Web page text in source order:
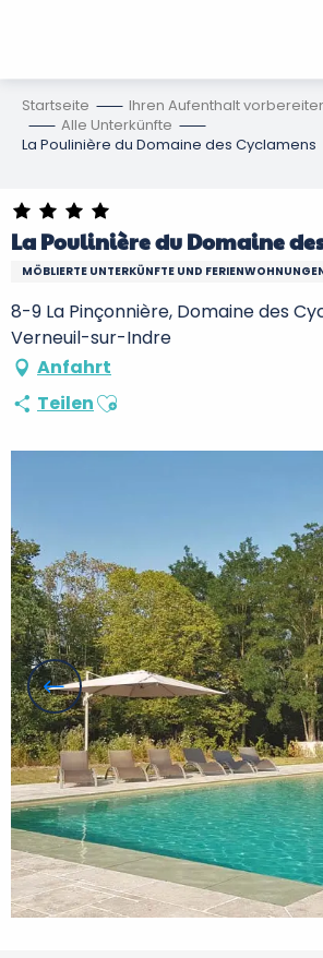
Startseite Ihren Aufenthalt
Alle Unterkünfte
La Poulinière du Domaine des Cyclamens
La Poulinière du Domaine
MÖBLIERTE UNTERKÜNFTE UND
8-9 La Pinçonnière, Domaine des
Verneuil-sur-Indre
Anfahrt
TeilenAjouter aux favoris